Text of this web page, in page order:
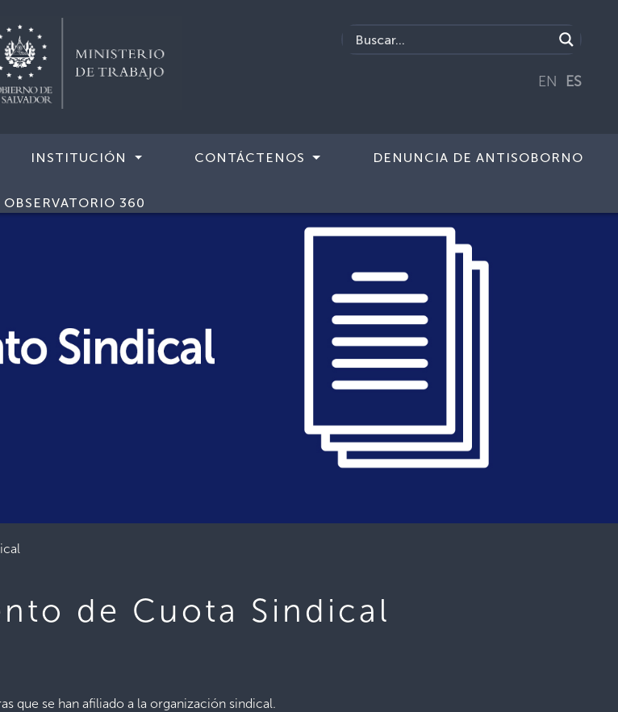
EN ES
INSTITUCIÓN CONTÁCTENOS DENUNCIA DE ANTISOBORNO
OBSERVATORIO 360
de Cuota Sindical
que se han afiliado a la organización sindical.